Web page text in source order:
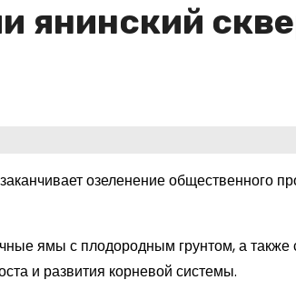
янинский
озеленение общественного
ямы с плодородным грунтом, а также
и развития корневой системы.